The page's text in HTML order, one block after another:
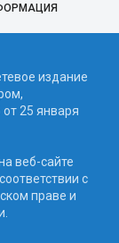
издание
25 января
веб-сайте
с
праве и